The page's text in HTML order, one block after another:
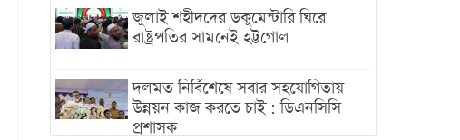
জুলাই শহীদদের ডকুমেন্টারি ঘিরে
রাষ্ট্রপতির সামনেই হট্টগোল
দলমত নির্বিশেষে সবার সহযোগিতায়
উন্নয়ন কাজ করতে চাই : ডিএনসিসি
প্রশাসক